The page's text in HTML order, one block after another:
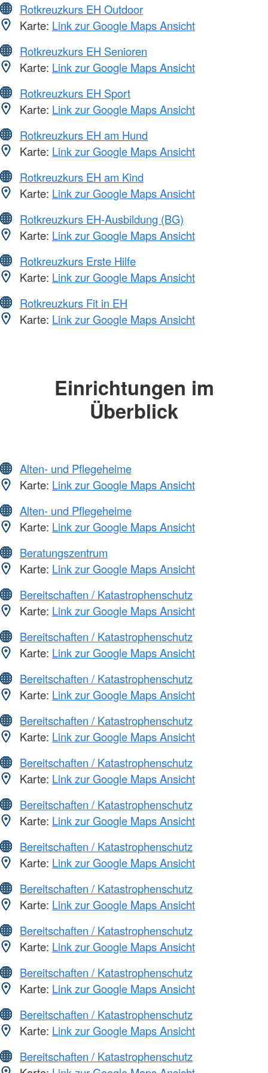
Rotkreuzkurs EH Outdoor
Karte: Link zur Google Maps Ansicht
Rotkreuzkurs EH Senioren
Karte: Link zur Google Maps Ansicht
Rotkreuzkurs EH Sport
Karte: Link zur Google Maps Ansicht
Rotkreuzkurs EH am Hund
Karte: Link zur Google Maps Ansicht
Rotkreuzkurs EH am Kind
Karte: Link zur Google Maps Ansicht
Rotkreuzkurs EH-Ausbildung (BG)
Karte: Link zur Google Maps Ansicht
Rotkreuzkurs Erste Hilfe
Karte: Link zur Google Maps Ansicht
Rotkreuzkurs Fit in EH
Karte: Link zur Google Maps Ansicht
Einrichtungen im
Überblick
Alten- und Pflegeheime
Karte: Link zur Google Maps Ansicht
Alten- und Pflegeheime
Karte: Link zur Google Maps Ansicht
Beratungszentrum
Karte: Link zur Google Maps Ansicht
Bereitschaften / Katastrophenschutz
Karte: Link zur Google Maps Ansicht
Bereitschaften / Katastrophenschutz
Karte: Link zur Google Maps Ansicht
Bereitschaften / Katastrophenschutz
Karte: Link zur Google Maps Ansicht
Bereitschaften / Katastrophenschutz
Karte: Link zur Google Maps Ansicht
Bereitschaften / Katastrophenschutz
Karte: Link zur Google Maps Ansicht
Bereitschaften / Katastrophenschutz
Karte: Link zur Google Maps Ansicht
Bereitschaften / Katastrophenschutz
Karte: Link zur Google Maps Ansicht
Bereitschaften / Katastrophenschutz
Karte: Link zur Google Maps Ansicht
Bereitschaften / Katastrophenschutz
Karte: Link zur Google Maps Ansicht
Bereitschaften / Katastrophenschutz
Karte: Link zur Google Maps Ansicht
Bereitschaften / Katastrophenschutz
Karte: Link zur Google Maps Ansicht
Bereitschaften / Katastrophenschutz